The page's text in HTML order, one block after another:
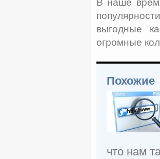
В наше
выгодные
огромные
Похожие
что нам